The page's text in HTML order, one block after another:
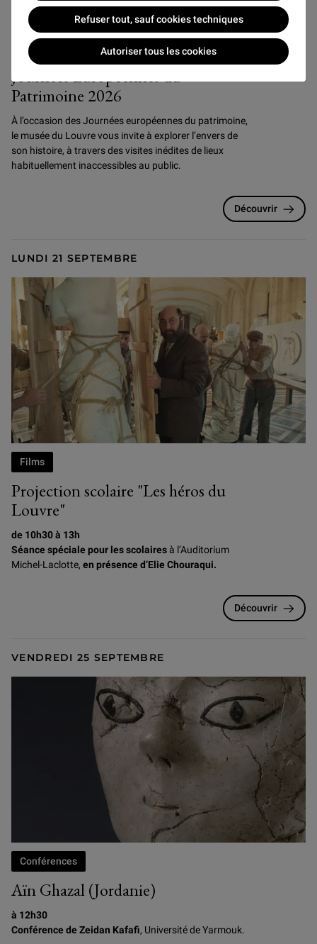
Refuser tout, sauf cookies techniques
Autoriser tous les cookies
Journées Européennes du
Patrimoine 2026
Événements
À l’occasion des Journées européennes du patrimoine,
le musée du Louvre vous invite à explorer l’envers de
son histoire, à travers des visites inédites de lieux
habituellement inaccessibles au public.
Découvrir
LUNDI 21 SEPTEMBRE
Photogramme du film Les Héros du Louvre, d'Elie Chouraqui
Projection scolaire "Les héros du
Louvre"
Films
de 10h30 à 13h
Séance spéciale pour les scolaires à l’Auditorium
Michel-Laclotte, en présence d’Elie Chouraqui.
Découvrir
VENDREDI 25 SEPTEMBRE
Aïn Ghazal (Jordanie)
Conférences
à 12h30
Conférence de Zeidan Kafafi, Université de Yarmouk.